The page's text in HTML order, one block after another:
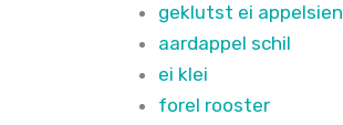
geklutst ei appelsien
aardappel schil
ei klei
forel rooster